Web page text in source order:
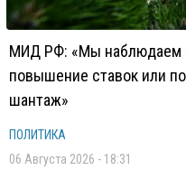
МИД РФ: «Мы наблюдаем
повышение ставок или
шантаж»
ПОЛИТИКА
06 Августа 2026 - 18:31